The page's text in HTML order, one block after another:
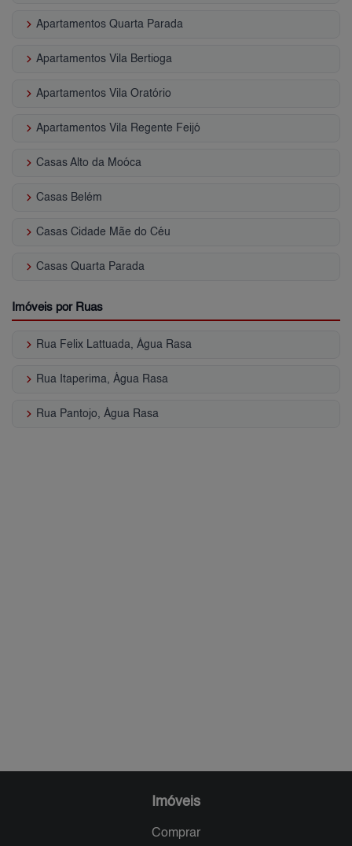
keyboard_arrow_right Apartamentos Quarta Parada
keyboard_arrow_right Apartamentos Vila Bertioga
keyboard_arrow_right Apartamentos Vila Oratório
keyboard_arrow_right Apartamentos Vila Regente Feijó
keyboard_arrow_right Casas Alto da Moóca
keyboard_arrow_right Casas Belém
keyboard_arrow_right Casas Cidade Mãe do Céu
keyboard_arrow_right Casas Quarta Parada
Imóveis por Ruas
keyboard_arrow_right Rua Felix Lattuada, Água Rasa
keyboard_arrow_right Rua Itaperima, Água Rasa
keyboard_arrow_right Rua Pantojo, Água Rasa
Imóveis
Comprar